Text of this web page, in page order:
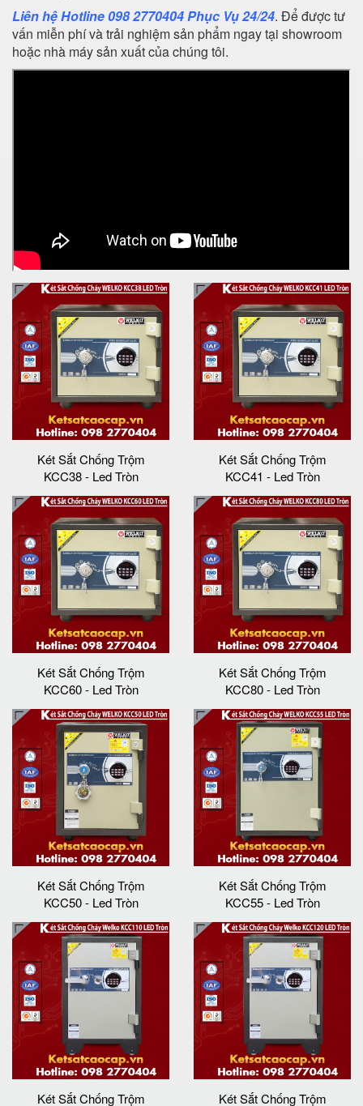
Liên hệ Hotline 098 2770404 Phục Vụ 24/24. Để được tư
vấn miễn phí và trải nghiệm sản phẩm ngay tại showroom
hoặc nhà máy sản xuất của chúng tôi.
Két Sắt Chống Trộm
KCC38 - Led Tròn
Két Sắt Chống Trộm
KCC41 - Led Tròn
Két Sắt Chống Trộm
KCC60 - Led Tròn
Két Sắt Chống Trộm
KCC80 - Led Tròn
Két Sắt Chống Trộm
KCC50 - Led Tròn
Két Sắt Chống Trộm
KCC55 - Led Tròn
Két Sắt Chống Trộm
Két Sắt Chống Trộm